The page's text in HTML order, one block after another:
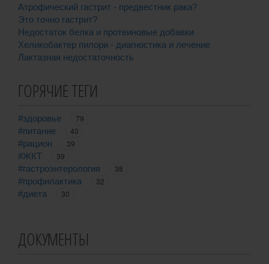
Атрофический гастрит - предвестник рака?
Это точно гастрит?
Недостаток белка и протеиновые добавки
Хеликобактер пилори - диагностика и лечение
Лактазная недостаточность
ГОРЯЧИЕ ТЕГИ
#здоровье
79
#питание
40
#рацион
39
#ЖКТ
39
#гастроэнтерология
38
#профилактика
32
#диета
30
ДОКУМЕНТЫ